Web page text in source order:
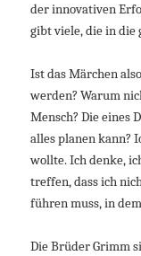
der innovativen
gibt viele, die in die
Ist das Märchen
werden? Warum
Mensch? Die eines
alles planen kann?
wollte. Ich denke,
treffen, dass ich
führen muss, in
Die Brüder Grimm